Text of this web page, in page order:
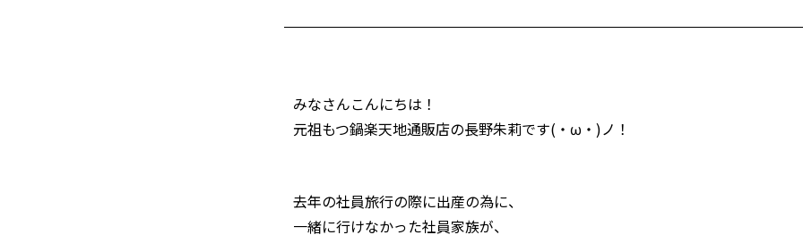
みなさんこんにちは！
元祖もつ鍋楽天地通販店の長野朱莉です(・ω・)ノ！
去年の社員旅行の際に出産の為に、
一緒に行けなかった社員家族が、